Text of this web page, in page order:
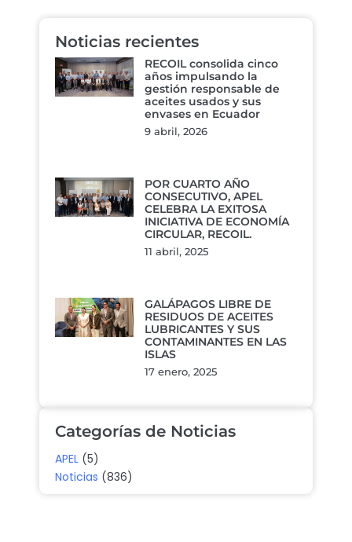
Noticias recientes
RECOIL consolida cinco
años impulsando la
gestión responsable de
aceites usados y sus
envases en Ecuador
9 abril, 2026
POR CUARTO AÑO
CONSECUTIVO, APEL
CELEBRA LA EXITOSA
INICIATIVA DE ECONOMÍA
CIRCULAR, RECOIL.
11 abril, 2025
GALÁPAGOS LIBRE DE
RESIDUOS DE ACEITES
LUBRICANTES Y SUS
CONTAMINANTES EN LAS
ISLAS
17 enero, 2025
Categorías de Noticias
APEL (5)
Noticias (836)